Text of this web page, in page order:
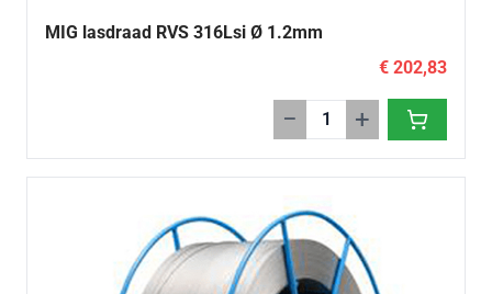
MIG lasdraad RVS 316Lsi Ø 1.2mm
€ 202,83
− +